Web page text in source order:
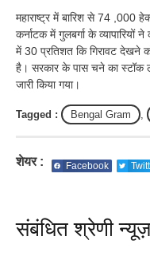
महाराष्ट्र में बारिश से 74 ,000
कर्नाटक में गुलबर्गा के
में 30 प्रतिशत कि गिरावट देखने
है। सरकार के पास चने का स्टॉक
जारी किया गया।
Tagged : Bengal Gram ,
शेयर : Facebook
संबंधित श्रेणी न्यूज़